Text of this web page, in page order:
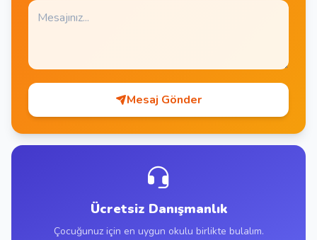
Mesaj Gönder
Ücretsiz Danışmanlık
Çocuğunuz için en uygun okulu birlikte bulalım.